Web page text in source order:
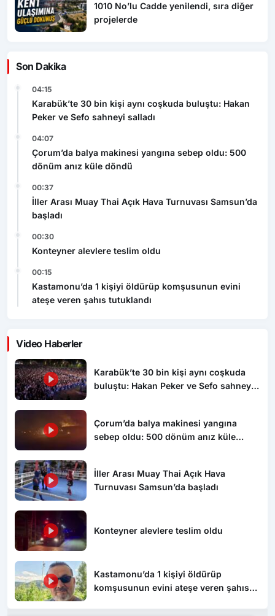
1010 No’lu Cadde yenilendi, sıra diğer
projelerde
Son Dakika
04:15
Karabük’te 30 bin kişi aynı coşkuda buluştu: Hakan
Peker ve Sefo sahneyi salladı
04:07
Çorum’da balya makinesi yangına sebep oldu: 500
dönüm anız küle döndü
00:37
İller Arası Muay Thai Açık Hava Turnuvası Samsun’da
başladı
00:30
Konteyner alevlere teslim oldu
00:15
Kastamonu’da 1 kişiyi öldürüp komşusunun evini
ateşe veren şahıs tutuklandı
Video Haberler
Karabük’te 30 bin kişi aynı coşkuda
buluştu: Hakan Peker ve Sefo sahneyi
Çorum’da balya makinesi yangına
sebep oldu: 500 dönüm anız küle
İller Arası Muay Thai Açık Hava
Turnuvası Samsun’da başladı
Konteyner alevlere teslim oldu
Kastamonu’da 1 kişiyi öldürüp
komşusunun evini ateşe veren şahıs